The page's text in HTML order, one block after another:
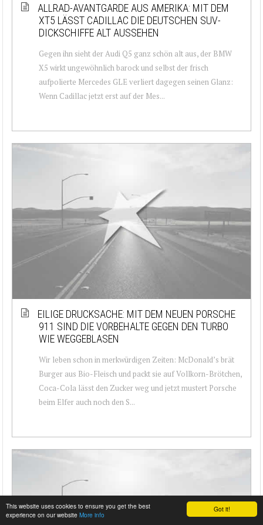
Got it!
This website uses cookies to ensure you get the best
experience on our website More info
ALLRAD-AVANTGARDE AUS AMERIKA: MIT DEM
XT5 LÄSST CADILLAC DIE DEUTSCHEN SUV-
DICKSCHIFFE ALT AUSSEHEN
Gegen ihn sieht der Audi Q5 ganz schön alt aus, der BMW
X5 wirkt ungewöhnlich barock und selbst der frisch
aufpolierte Mercedes GLE verliert dagegen seinen Glanz:
Wenn Cadillac jetzt erst auf der Mes...
EILIGE DRUCKSACHE: MIT DEM NEUEN PORSCHE
911 SIND DIE VORBEHALTE GEGEN DEN TURBO
WIE WEGGEBLASEN
Wir leben schon in merkwürdigen Zeiten: McDonald’s brät
Burger aus Bio-Fleisch und packt sie auf Vollkorn-Brötchen,
Coca-Cola lässt den Zucker weg und jetzt mustert Porsche
beim Elfer auch noch den S...